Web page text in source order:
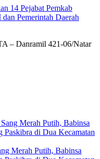
14 Pejabat Pemkab
Pemerintah Daerah
– Danramil 421-06/Natar
Merah Putih, Babinsa